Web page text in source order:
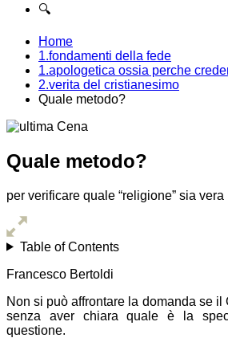
🔍
Home
1.fondamenti della fede
1.apologetica ossia perche
2.verita del cristianesimo
Quale metodo?
Quale metodo?
per verificare quale “religione” sia vera
Table of Contents
Francesco Bertoldi
Non si può affrontare la domanda se
senza aver chiara quale è la
questione.